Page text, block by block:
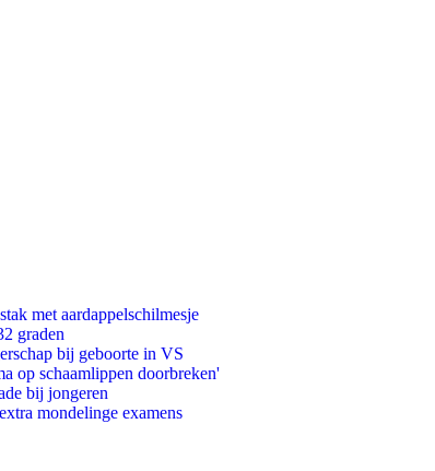
met aardappelschilmesje
graden
bij geboorte in VS
op schaamlippen doorbreken'
bij jongeren
mondelinge examens